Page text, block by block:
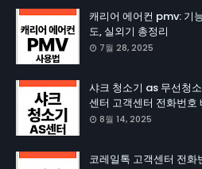
캐리어 에어컨 pmv: 기
도, 실외기 총정리
7월 28, 2025
샤크 청소기 as 무선청
센터 고객센터 전화번호
8월 14, 2025
코레일톡 고객센터 전화